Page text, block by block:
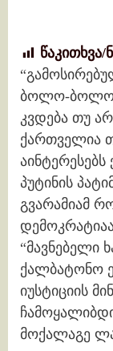
წაკითხვა/
ბოლო-ბოლო
კვდება თუ
ქართველია
პუტინის
გვარამიამ
“მავნებელი
ქალბატონო
იუსტიციის
მოქალაგე